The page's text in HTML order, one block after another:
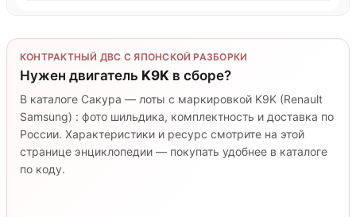
КОНТРАКТНЫЙ ДВС С ЯПОНСКОЙ РАЗБОРКИ
Нужен двигатель K9K в сборе?
В каталоге Сакура — лоты с маркировкой K9K (Renault
Samsung) : фото шильдика, комплектность и доставка по
России. Характеристики и ресурс смотрите на этой
странице энциклопедии — покупать удобнее в каталоге
по коду.